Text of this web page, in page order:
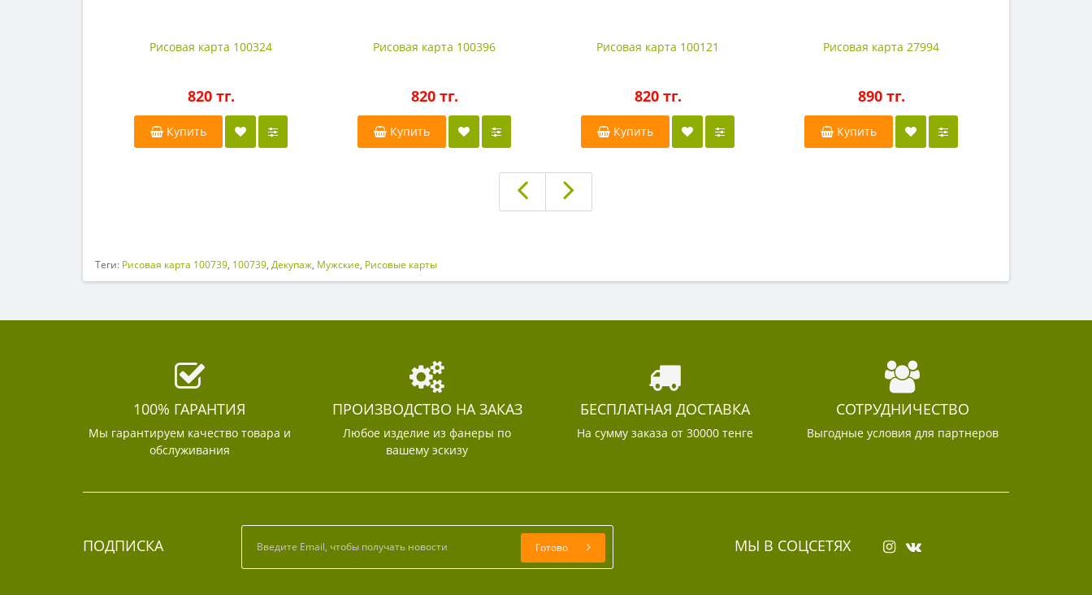
Рисовая карта 100324
820 тг.
Купить
Рисовая карта 100396
820 тг.
Купить
Рисовая карта 100121
820 тг.
Купить
Рисовая карта 27994
890 тг.
Купить
Теги: Рисовая карта 100739, 100739, Декупаж, Мужские, Рисовые карты
100% ГАРАНТИЯ
Мы гарантируем качество товара и
обслуживания
ПРОИЗВОДСТВО НА ЗАКАЗ
Любое изделие из фанеры по
вашему эскизу
БЕСПЛАТНАЯ ДОСТАВКА
На сумму заказа от 30000 тенге
СОТРУДНИЧЕСТВО
Выгодные условия для партнеров
ПОДПИСКА Готово МЫ В СОЦСЕТЯХ